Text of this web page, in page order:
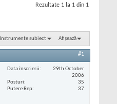
Rezultate 1 la 1 din 1
Instrumente subiect Afișează
#1
Data înscrierii
29th October
2006
Posturi
35
Putere Rep
37